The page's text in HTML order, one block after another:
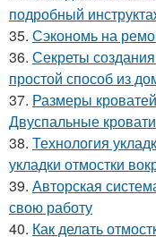
подробный
35. Сэкономь на
36. Секреты
простой способ из
37. Размеры
Двуспальные
38. Технология
укладки отмостки
39. Авторская
свою работу
40. Как делать